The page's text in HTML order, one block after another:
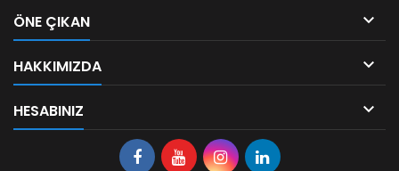
ÖNE ÇIKAN 
HAKKIMIZDA 
HESABINIZ 